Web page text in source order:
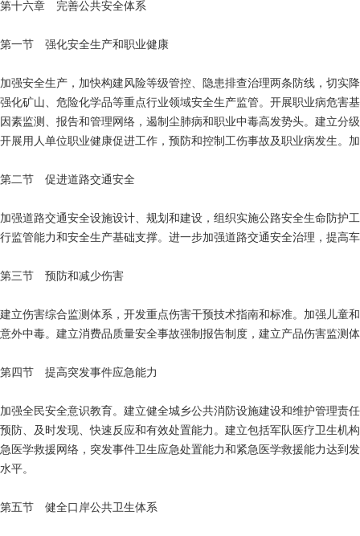
第十六章 完善公共安全体系
第一节 强化安全生产和职业健康
加强安全生产，加快构建风险等级管控、隐患排查治理两条防线，切实
强化矿山、危险化学品等重点行业领域安全生产监管。开展职业病危害
因素监测、报告和管理网络，遏制尘肺病和职业中毒高发势头。建立
开展用人单位职业健康促进工作，预防和控制工伤事故及职业病发生。
第二节 促进道路交通安全
加强道路交通安全设施设计、规划和建设，组织实施公路安全生命防护
行监管能力和安全生产基础支撑。进一步加强道路交通安全治理，提高
第三节 预防和减少伤害
建立伤害综合监测体系，开发重点伤害干预技术指南和标准。加强儿童
意外中毒。建立消费品质量安全事故强制报告制度，建立产品伤害监测
第四节 提高突发事件应急能力
加强全民安全意识教育。建立健全城乡公共消防设施建设和维护管理责
预防、及时发现、快速反应和有效处置能力。建立包括军队医疗卫生机
急医学救援网络，突发事件卫生应急处置能力和紧急医学救援能力达到
水平。
第五节 健全口岸公共卫生体系